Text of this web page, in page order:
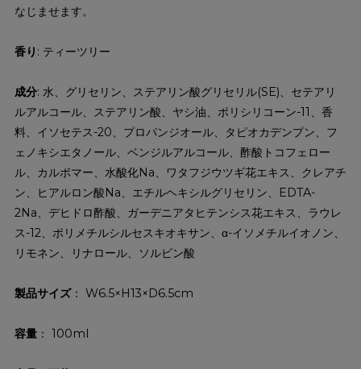
なじませます。
香り : ティーツリー
成分: 水、グリセリン、ステアリン酸グリセリル(SE)、セテアリ
ルアルコール、ステアリン酸、ヤシ油、ポリシリコーン-11、香
料、イソセテス-20、プロパンジオール、タピオカデンプン、フ
ェノキシエタノール、ベンジルアルコール、酢酸トコフェロー
ル、カルボマー、水酸化Na、ワタフジウツギ花エキス、クレアチ
ン、ヒアルロン酸Na、エチルヘキシルグリセリン、EDTA-
2Na、デヒドロ酢酸、ガーデニアタヒテンシス花エキス、ラウレ
ス-12、ポリメチルシルセスキオキサン、α-イソメチルイオノン、
リモネン、リナロール、ソルビン酸
製品サイズ： W6.5×H13×D6.5cm
容量： 100ml